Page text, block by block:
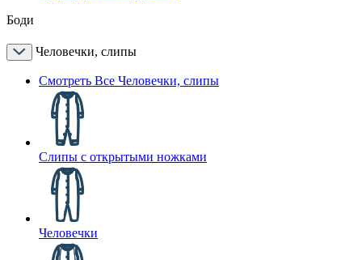
Боди
Человечки, слипы
Смотреть Все Человечки, слипы
Слипы с открытыми ножками
Человечки